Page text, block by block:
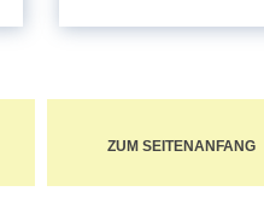
ZUM SEITENANFANG